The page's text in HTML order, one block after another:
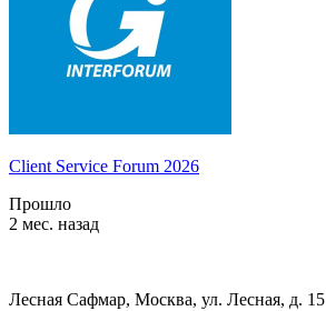
Client Service Forum 2026
Прошло
2 мес. назад
Лесная Сафмар, Москва, ул. Лесная, д. 15